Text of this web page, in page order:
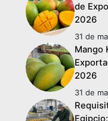
de
2026
31 de
Mango
2026
31 de